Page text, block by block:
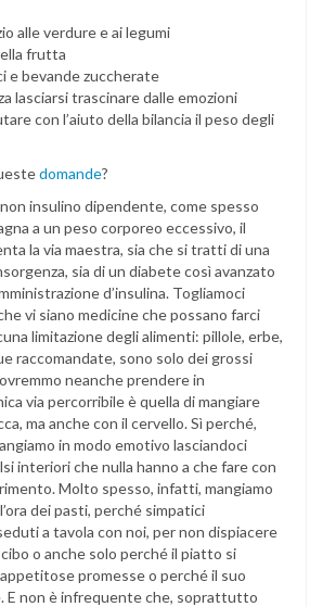
alle verdure e ai legumi
frutta
e bevande zuccherate
lasciarsi trascinare dalle emozioni
con l’aiuto della bilancia il peso degli
domande?
insulino dipendente, come spesso
a un peso corporeo eccessivo, il
la via maestra, sia che si tratti di una
sia di un diabete così avanzato
d’insulina. Togliamoci
vi siano medicine che possano farci
limitazione degli alimenti: pillole, erbe,
raccomandate, sono solo dei grossi
neanche prendere in
via percorribile è quella di mangiare
ma anche con il cervello. Sì perché,
in modo emotivo lasciandoci
interiori che nulla hanno a che fare con
Molto spesso, infatti, mangiamo
dei pasti, perché simpatici
a tavola con noi, per non dispiacere
o anche solo perché il piatto si
promesse o perché il suo
E non è infrequente che, soprattutto